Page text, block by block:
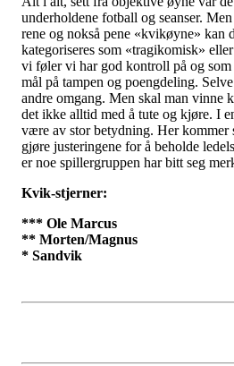
underholdene fotball og seanser.
rene og nokså pene «kvikøyne» kan
kategoriseres som «tragikomisk»
vi føler vi har god kontroll på og
mål på tampen og poengdeling.
andre omgang. Men skal man vinne
det ikke alltid med å tute og kjøre. I
være av stor betydning. Her
gjøre justeringene for å beholde
er noe spillergruppen har bitt seg
Kvik-stjerner:
*** Ole Marcus
** Morten/Magnus
* Sandvik